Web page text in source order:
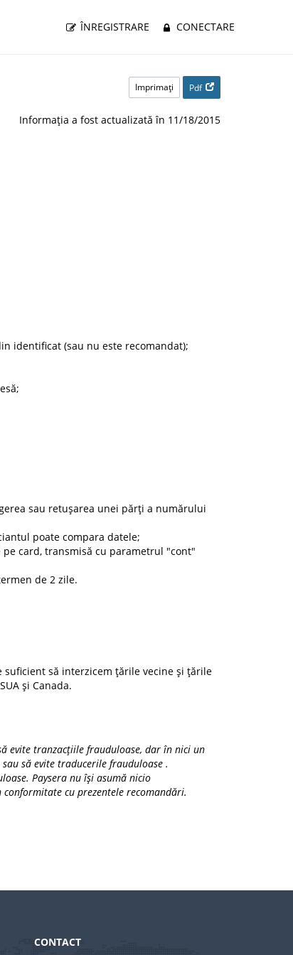
ÎNREGISTRARE CONECTARE
Imprimaţi Pdf
Informația a fost actualizată în 11/18/2015
identificat (sau nu este recomandat);
sau retușarea unei părți a numărului
poate compara datele;
card, transmisă cu parametrul "cont"
de 2 zile.
suficient să interzicem țările vecine și țările
și Canada.
evite tranzacțiile frauduloase, dar în nici un
să evite traducerile frauduloase .
Paysera nu își asumă nicio
cu prezentele recomandări.
CONTACT